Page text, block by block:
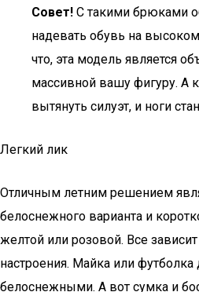
Совет! С такими брюками
надевать обувь на
что, эта модель является
массивной вашу фигуру. А
вытянуть силуэт, и ноги
Легкий лик
Отличным летним решением
белоснежного варианта и
желтой или розовой. Все
настроения. Майка или
белоснежными. А вот сумка и